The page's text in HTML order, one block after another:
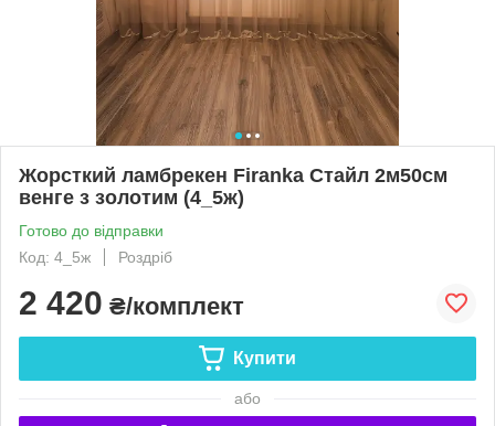
Жорсткий ламбрекен Firanka Стайл 2м50см
венге з золотим (4_5ж)
Готово до відправки
Код: 4_5ж
Роздріб
2 420 ₴/комплект
Купити
або